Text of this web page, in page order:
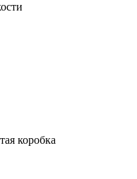
коробка